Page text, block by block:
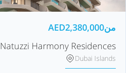
من AED2,380,000
Natuzzi Harmony Residences
Dubai Islands